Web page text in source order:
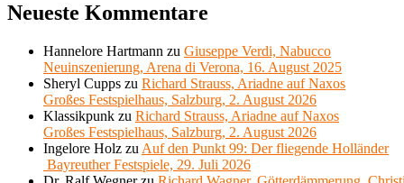
Neueste Kommentare
Hannelore Hartmann zu Giuseppe Verdi, Nabucco
Neuinszenierung, Arena di Verona, 16. August 2025
Sheryl Cupps zu Richard Strauss, Ariadne auf Naxos
Großes Festspielhaus, Salzburg, 2. August 2026
Klassikpunk zu Richard Strauss, Ariadne auf Naxos
Großes Festspielhaus, Salzburg, 2. August 2026
Ingelore Holz zu Auf den Punkt 99: Der fliegende Holländer
Bayreuther Festspiele, 29. Juli 2026